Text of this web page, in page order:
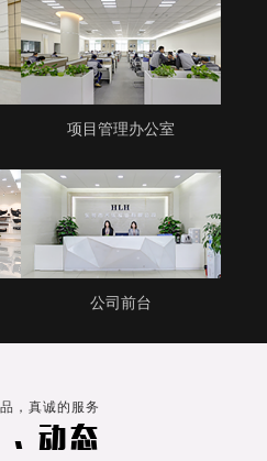
项目管理办公室
公司前台
，真诚的服务
. 动态